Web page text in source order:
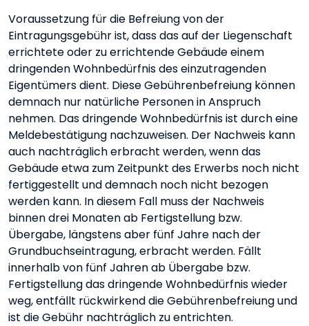
Voraussetzung für die Befreiung von der
Eintragungsgebühr ist, dass das auf der Liegenschaft
errichtete oder zu errichtende Gebäude einem
dringenden Wohnbedürfnis des einzutragenden
Eigentümers dient. Diese Gebührenbefreiung können
demnach nur natürliche Personen in Anspruch
nehmen. Das dringende Wohnbedürfnis ist durch eine
Meldebestätigung nachzuweisen. Der Nachweis kann
auch nachträglich erbracht werden, wenn das
Gebäude etwa zum Zeitpunkt des Erwerbs noch nicht
fertiggestellt und demnach noch nicht bezogen
werden kann. In diesem Fall muss der Nachweis
binnen drei Monaten ab Fertigstellung bzw.
Übergabe, längstens aber fünf Jahre nach der
Grundbuchseintragung, erbracht werden. Fällt
innerhalb von fünf Jahren ab Übergabe bzw.
Fertigstellung das dringende Wohnbedürfnis wieder
weg, entfällt rückwirkend die Gebührenbefreiung und
ist die Gebühr nachträglich zu entrichten.